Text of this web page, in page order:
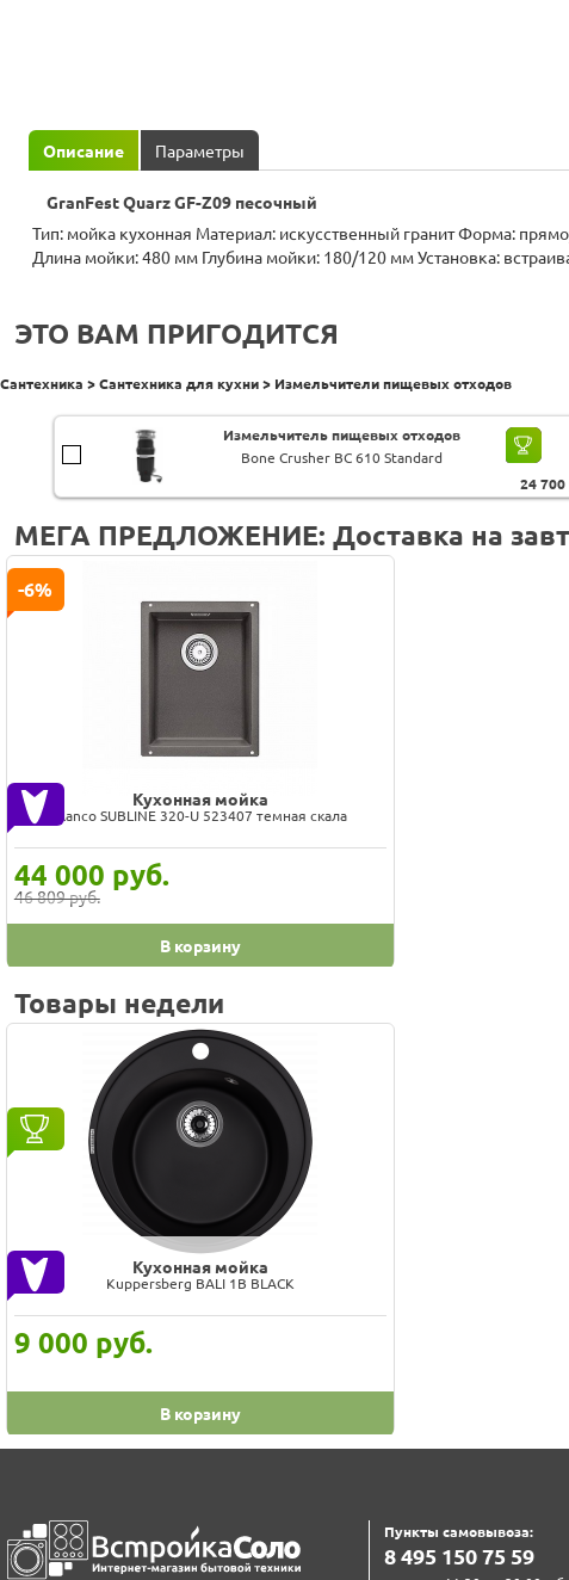
Описание Параметры
GranFest Quarz GF-Z09 песочный
Тип: мойка кухонная Материал: искусственный гранит Форма: прямоугольная Ширина мойки: 620 мм
Длина мойки: 480 мм Глубина мойки: 180/120 мм Установка: встраиваемая сверху Число основных
ЭТО ВАМ ПРИГОДИТСЯ
Сантехника > Сантехника для кухни > Измельчители пищевых отходов
Измельчитель пищевых отходов
Bone Crusher BC 610 Standard
24 700
МЕГА ПРЕДЛОЖЕНИЕ: Доставка на
Кухонная мойка
Blanco SUBLINE 320-U 523407 темная скала
44 000 руб.
46 809 руб.
-6%
В корзину
Товары недели
Кухонная мойка
Kuppersberg BALI 1B BLACK
9 000 руб.
В корзину
Пункты самовывоза:
8‍ 4‍9‍5‍ 1‍5‍0‍ 7‍5‍ 5‍9‍